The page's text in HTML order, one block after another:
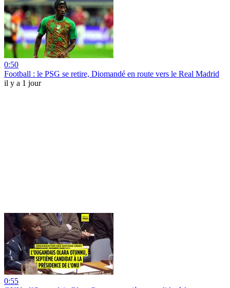
0:50
Football : le PSG se retire, Diomandé en route vers le Real Madrid
il y a 1 jour
0:55